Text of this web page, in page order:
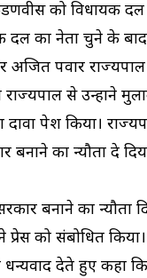
को विधायक
दल का नेता चुने के
अजित पवार
राज्यपाल से उन्होंने
दावा पेश किया।
का न्यौता दे
बनाने का न्यौता
को संबोधित किया।
देते हुए कहा कि